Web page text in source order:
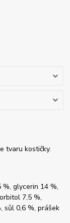
tvaru kostičky.
%, glycerin 14 %,
7,5 %,
sůl 0,6 %, prášek